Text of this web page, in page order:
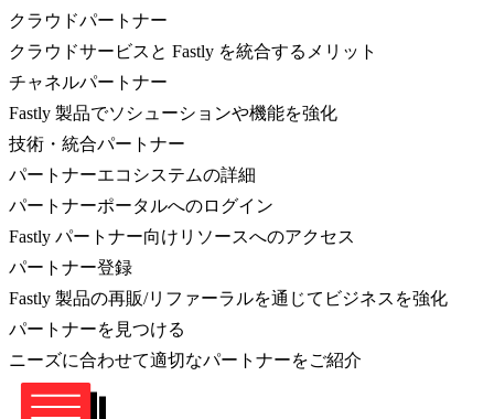
クラウドパートナー
クラウドサービスと Fastly を統合するメリット
チャネルパートナー
Fastly 製品でソシューションや機能を強化
技術・統合パートナー
パートナーエコシステムの詳細
パートナーポータルへのログイン
Fastly パートナー向けリソースへのアクセス
パートナー登録
Fastly 製品の再販/リファーラルを通じてビジネスを強化
パートナーを見つける
ニーズに合わせて適切なパートナーをご紹介